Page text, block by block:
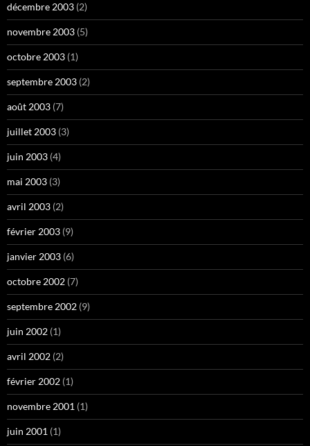
décembre 2003 (2)
novembre 2003 (5)
octobre 2003 (1)
septembre 2003 (2)
août 2003 (7)
juillet 2003 (3)
juin 2003 (4)
mai 2003 (3)
avril 2003 (2)
février 2003 (9)
janvier 2003 (6)
octobre 2002 (7)
septembre 2002 (9)
juin 2002 (1)
avril 2002 (2)
février 2002 (1)
novembre 2001 (1)
juin 2001 (1)